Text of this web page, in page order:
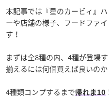
本記事では『星のカービィ』
ーや店舗の様子、フードファ
す！
まずは全8種の内、4種が登場
揃えるには何個買えば良いのか
4種類コンプするまで帰れま10